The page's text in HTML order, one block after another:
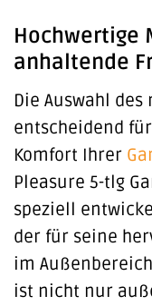
Hochwertige
anhaltende
Die Auswahl
entscheidend
Komfort Ihrer
Pleasure 5-tlg
speziell
der für seine
im
ist nicht nur